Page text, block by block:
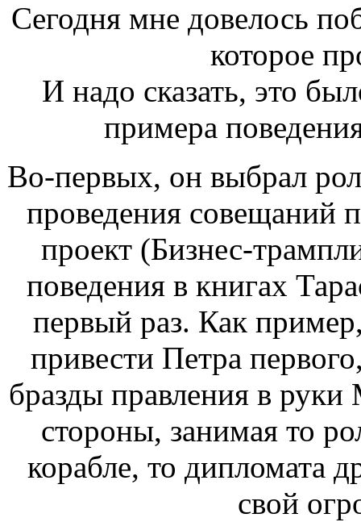
Сегодня мне довелось
которое
И надо сказать, это
примера
Во-первых, он выбрал
проведения совещаний
проект (Бизнес-
поведения в книгах
первый раз. Как
привести Петра
бразды правления в
стороны, занимая то
корабле, то дипломата
свой